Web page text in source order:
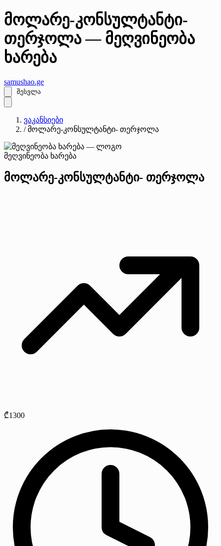
მოლარე-კონსულტანტი-
თერჯოლა — მეღვინეობა
ხარება
samushao.ge
შესვლა
ვაკანსიები
/ მოლარე-კონსულტანტი- თერჯოლა
მეღვინეობა ხარება
მოლარე-კონსულტანტი- თერჯოლა
₾1300